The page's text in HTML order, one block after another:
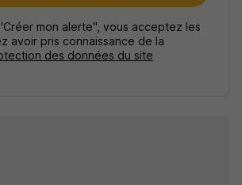
mon alerte", vous acceptez les
avoir pris connaissance de la
des données du site